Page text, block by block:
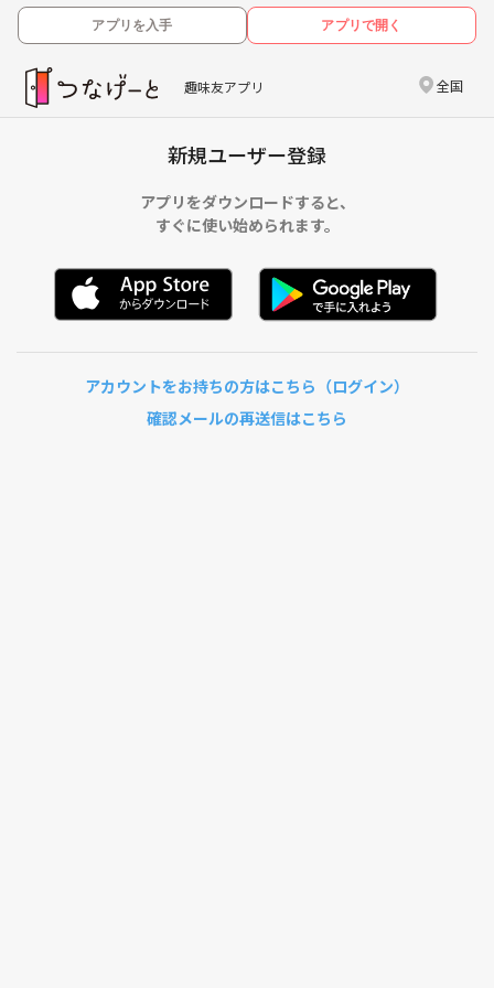
アプリを入手 アプリで開く
趣味友アプリ 全国
新規ユーザー登録
アプリをダウンロードすると、
すぐに使い始められます。
アカウントをお持ちの方はこちら（ログイン）
確認メールの再送信はこちら